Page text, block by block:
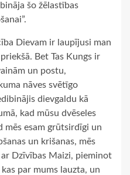
šo žēlastības
Dievam ir laupījusi man
Bet Tas Kungs ir
un postu,
nāves svētīgo
dievgaldu kā
kad mūsu dvēseles
mēs esam grūtsirdīgi un
un krišanas, mēs
Dzīvības Maizi, pieminot
par mums lauzta, un